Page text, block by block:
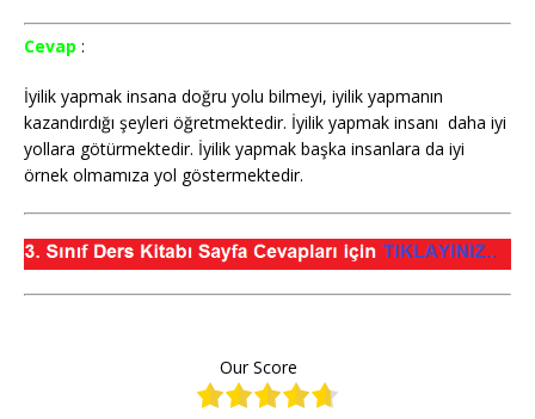
Cevap :
İyilik yapmak insana doğru yolu bilmeyi, iyilik yapmanın
kazandırdığı şeyleri öğretmektedir. İyilik yapmak insanı daha iyi
yollara götürmektedir. İyilik yapmak başka insanlara da iyi
örnek olmamıza yol göstermektedir.
Our Score